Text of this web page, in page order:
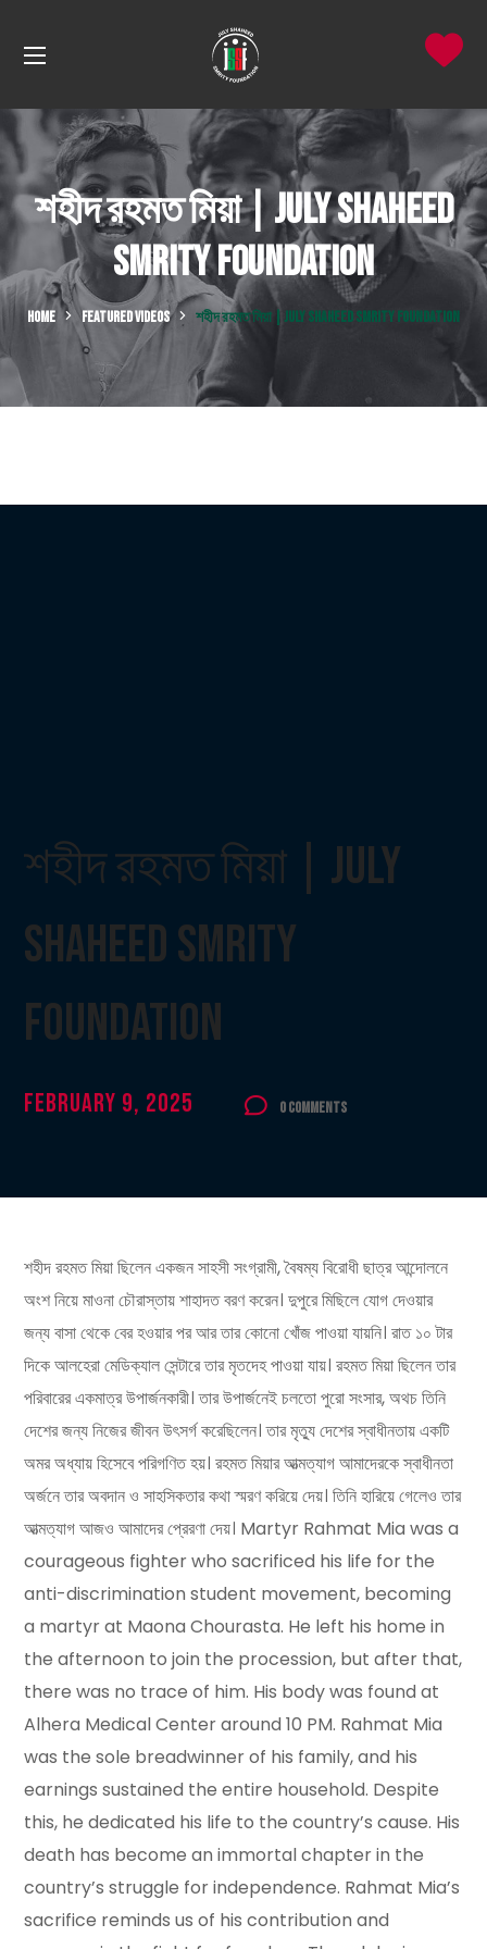
শহীদ রহমত মিয়া | July Shaheed
Smrity Foundation
HOME FEATURED VIDEOS শহীদ রহমত মিয়া | JULY SHAHEED SMRITY FOUNDATION
শহীদ রহমত মিয়া | July
Shaheed Smrity
Foundation
February 9, 2025 0 Comments
শহীদ রহমত মিয়া ছিলেন একজন সাহসী সংগ্রামী, বৈষম্য বিরোধী ছাত্র আন্দোলনে
অংশ নিয়ে মাওনা চৌরাস্তায় শাহাদত বরণ করেন। দুপুরে মিছিলে যোগ দেওয়ার
জন্য বাসা থেকে বের হওয়ার পর আর তার কোনো খোঁজ পাওয়া যায়নি। রাত ১০ টার
দিকে আলহেরা মেডিক্যাল সেন্টারে তার মৃতদেহ পাওয়া যায়। রহমত মিয়া ছিলেন তার
পরিবারের একমাত্র উপার্জনকারী। তার উপার্জনেই চলতো পুরো সংসার, অথচ তিনি
দেশের জন্য নিজের জীবন উৎসর্গ করেছিলেন। তার মৃত্যু দেশের স্বাধীনতায় একটি
অমর অধ্যায় হিসেবে পরিগণিত হয়। রহমত মিয়ার আত্মত্যাগ আমাদেরকে স্বাধীনতা
অর্জনে তার অবদান ও সাহসিকতার কথা স্মরণ করিয়ে দেয়। তিনি হারিয়ে গেলেও তার
আত্মত্যাগ আজও আমাদের প্রেরণা দেয়। Martyr Rahmat Mia was a
courageous fighter who sacrificed his life for the
anti-discrimination student movement, becoming
a martyr at Maona Chourasta. He left his home in
the afternoon to join the procession, but after that,
there was no trace of him. His body was found at
Alhera Medical Center around 10 PM. Rahmat Mia
was the sole breadwinner of his family, and his
earnings sustained the entire household. Despite
this, he dedicated his life to the country’s cause. His
death has become an immortal chapter in the
country’s struggle for independence. Rahmat Mia’s
sacrifice reminds us of his contribution and